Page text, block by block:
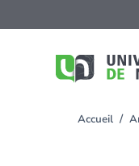
au
You
Accueil